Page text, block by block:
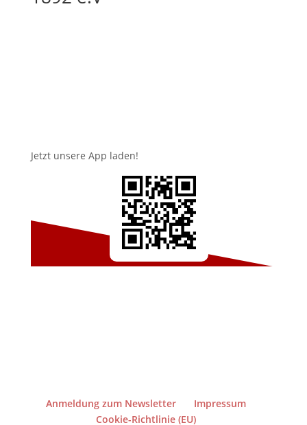
Jetzt unsere App laden!
Anmeldung zum Newsletter
Impressum
Cookie-Richtlinie (EU)